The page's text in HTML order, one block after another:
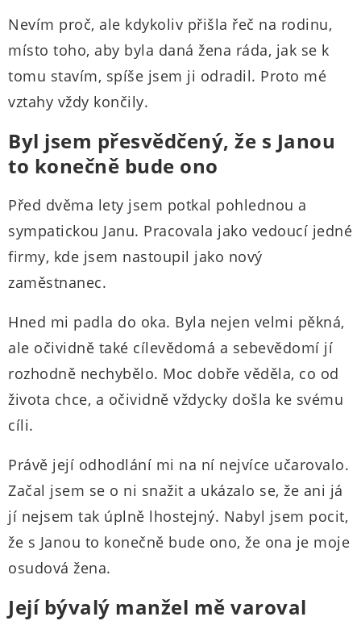
Nevím proč, ale kdykoliv přišla řeč na rodinu,
místo toho, aby byla daná žena ráda, jak se k
tomu stavím, spíše jsem ji odradil. Proto mé
vztahy vždy končily.
Byl jsem přesvědčený, že s Janou
to konečně bude ono
Před dvěma lety jsem potkal pohlednou a
sympatickou Janu. Pracovala jako vedoucí jedné
firmy, kde jsem nastoupil jako nový
zaměstnanec.
Hned mi padla do oka. Byla nejen velmi pěkná,
ale očividně také cílevědomá a sebevědomí jí
rozhodně nechybělo. Moc dobře věděla, co od
života chce, a očividně vždycky došla ke svému
cíli.
Právě její odhodlání mi na ní nejvíce učarovalo.
Začal jsem se o ni snažit a ukázalo se, že ani já
jí nejsem tak úplně lhostejný. Nabyl jsem pocit,
že s Janou to konečně bude ono, že ona je moje
osudová žena.
Její bývalý manžel mě varoval